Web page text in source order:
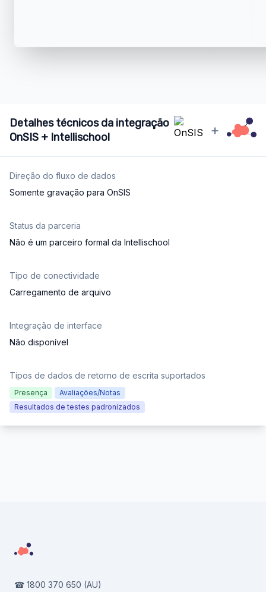
Detalhes técnicos da integração
OnSIS + Intellischool
+
Direção do fluxo de dados
Somente gravação para OnSIS
Status da parceria
Não é um parceiro formal da Intellischool
Tipo de conectividade
Carregamento de arquivo
Integração de interface
Não disponível
Tipos de dados de retorno de escrita suportados
Presença
Avaliações/Notas
Resultados de testes padronizados
☎ 1800 370 650 (AU)